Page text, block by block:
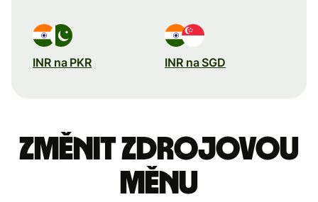
INR na PKR INR na SGD
Změnit zdrojovou
měnu